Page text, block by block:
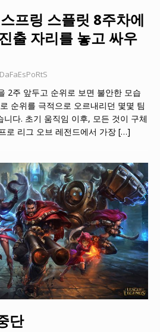
프링 스플릿 8주차에
출 자리를 놓고 싸우
2주 앞두고 순위로 보면 불안한 모습
순위를 극적으로 오르내리던 몇몇 팀
다. 초기 움직임 이후, 모든 것이 구체
로 리그 오브 레전드에서 가장 […]
단